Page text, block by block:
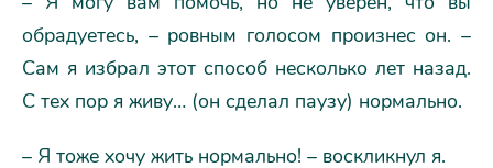
обрадуетесь, – ровным голосом произнес он. –
Сам я избрал этот способ несколько лет назад.
С тех пор я живу… (он сделал паузу) нормально.
– Я тоже хочу жить нормально! – воскликнул я.